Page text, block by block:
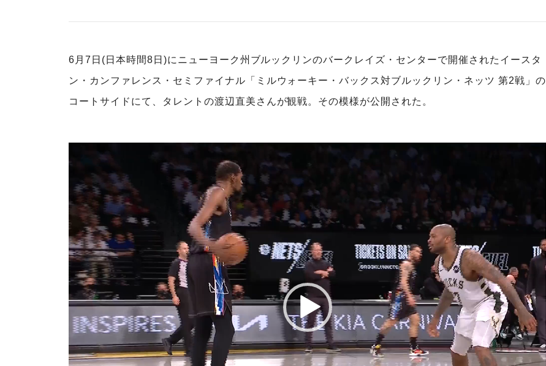
6月7日(日本時間8日)にニューヨーク州ブルックリンのバークレイズ・センターで開催されたイースタ
ン・カンファレンス・セミファイナル「ミルウォーキー・バックス対ブルックリン・ネッツ 第2戦」の
コートサイドにて、タレントの渡辺直美さんが観戦。その模様が公開された。
プ
レ
ー
ヤ
ー